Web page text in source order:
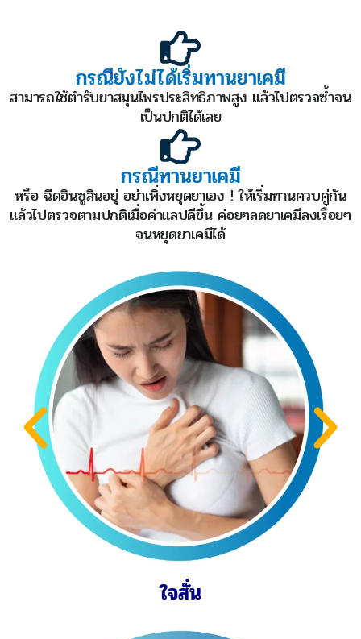
กรณียังไม่ได้เริ่มทานยาเคมี
สามารถใช้ตำรับยาสมุนไพรประสิทธิภาพสูง แล้วไปตรวจซ้ำจน
เป็นปกติได้เลย
กรณีทานยาเคมี
หรือ ฉีดอินซูลินอยุ่ อย่าเพิ่งหยุดยาเอง ! ให้เริ่มทานควบคู่กัน
แล้วไปตรวจตามปกติเมื่อค่าแลปดีขึ้น ค่อยๆลดยาเคมีลงเรื่อยๆ
จนหยุดยาเคมีได้
น้ำตาลในเลือดสูง